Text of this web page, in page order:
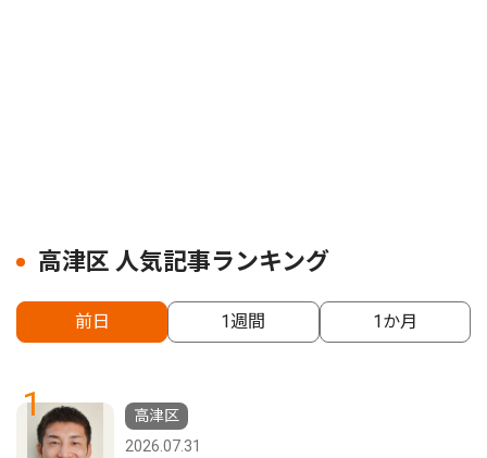
高津区 人気記事ランキング
前日 1週間 1か月
1
高津区
2026.07.31